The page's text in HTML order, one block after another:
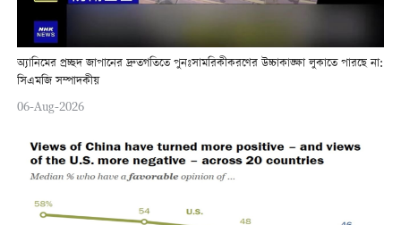
অ্যানিমের প্রচ্ছদ জাপানের দ্রুতগতিতে পুনঃসামরিকীকরণের উচ্চাকাঙ্ক্ষা লুকাতে পারছে না:
সিএমজি সম্পাদকীয়
06-Aug-2026